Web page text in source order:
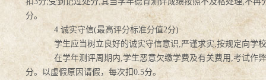
分。
4.诚实守信(最高评分标准分值2分)
学生应当树立良好的诚实守信意识,严谨求实,按规定向学
在学年测评周期内,学生恶意欠缴学费及有关费用,考试作
分。以虚假原因请假，每次扣0.5分。